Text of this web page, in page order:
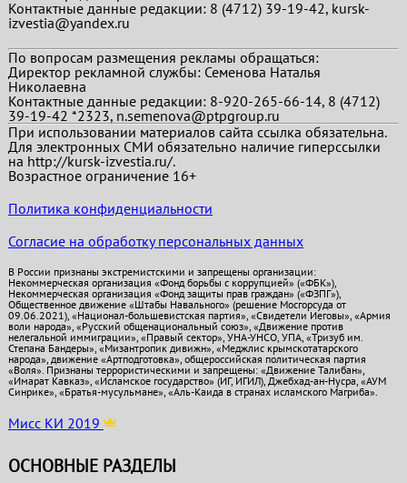
Контактные данные редакции: 8 (4712) 39-19-42, kursk-
izvestia@yandex.ru
По вопросам размещения рекламы обращаться:
Директор рекламной службы: Семенова Наталья
Николаевна
Контактные данные редакции: 8-920-265-66-14, 8 (4712)
39-19-42 *2323, n.semenova@ptpgroup.ru
При использовании материалов сайта ссылка обязательна.
Для электронных СМИ обязательно наличие гиперссылки
на http://kursk-izvestia.ru/.
Возрастное ограничение 16+
Политика конфиденциальности
Согласие на обработку персональных данных
В России признаны экстремистскими и запрещены организации:
Некоммерческая организация «Фонд борьбы с коррупцией» («ФБК»),
Некоммерческая организация «Фонд защиты прав граждан» («ФЗПГ»),
Общественное движение «Штабы Навального» (решение Мосгорсуда от
09.06.2021), «Национал-большевистская партия», «Свидетели Иеговы», «Армия
воли народа», «Русский общенациональный союз», «Движение против
нелегальной иммиграции», «Правый сектор», УНА-УНСО, УПА, «Тризуб им.
Степана Бандеры», «Мизантропик дивижн», «Меджлис крымскотатарского
народа», движение «Артподготовка», общероссийская политическая партия
«Воля». Признаны террористическими и запрещены: «Движение Талибан»,
«Имарат Кавказ», «Исламское государство» (ИГ, ИГИЛ), Джебхад-ан-Нусра, «АУМ
Синрике», «Братья-мусульмане», «Аль-Каида в странах исламского Магриба».
Мисс КИ 2019
ОСНОВНЫЕ РАЗДЕЛЫ